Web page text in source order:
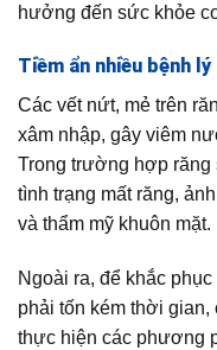
hưởng đến sức khỏe
Tiềm ẩn nhiều bệnh
Các vết nứt, mẻ trên
xâm nhập, gây viêm
Trong trường hợp răng
tình trạng mất răng,
và thẩm mỹ khuôn mặt.
Ngoài ra, để khắc
phải tốn kém thời gian,
thực hiện các phương